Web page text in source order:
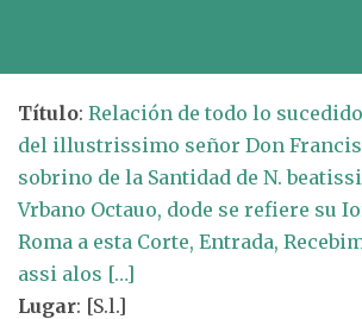
Título: Relación de todo lo
del illustrissimo señor Don
sobrino de la Santidad de N.
Vrbano Octauo, dode se refiere su
Roma a esta Corte, Entrada,
assi alos […]
Lugar: [S.l.]